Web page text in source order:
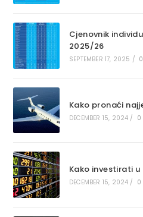
Cjenovnik
2025/26
SEPTEMBER 17, 2025 /
Kako pronaći
DECEMBER 15, 2024 / 0
Kako investirati
DECEMBER 15, 2024 / 0